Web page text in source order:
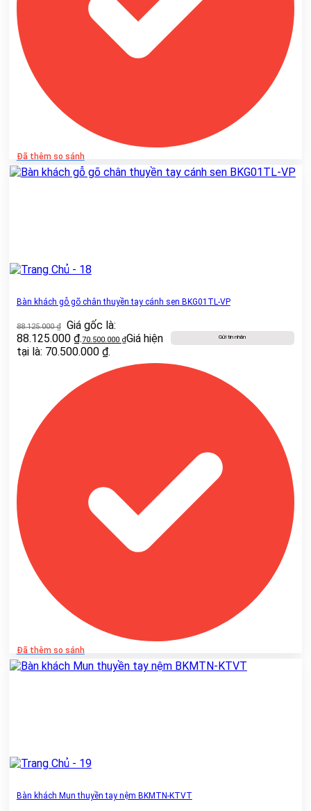
Đã thêm so sánh
Bàn khách gỗ gõ chân thuyền tay cánh sen BKG01TL-VP
88.125.000₫
Giá gốc là:
88.125.000 ₫.70.500.000 ₫Giá hiện
tại là: 70.500.000 ₫.
Gửi tin nhắn
Đã thêm so sánh
Bàn khách Mun thuyền tay nệm BKMTN-KTVT